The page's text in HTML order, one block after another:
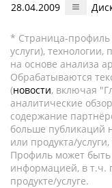
28.04.2009
* Страница-профиль
услуги),
на основе анализа
Обрабатываются
(новости, включая
аналитические
содержание
больше публикаций
или продукта/
Профиль может
информацией, в т.ч.
продукте/услуге.